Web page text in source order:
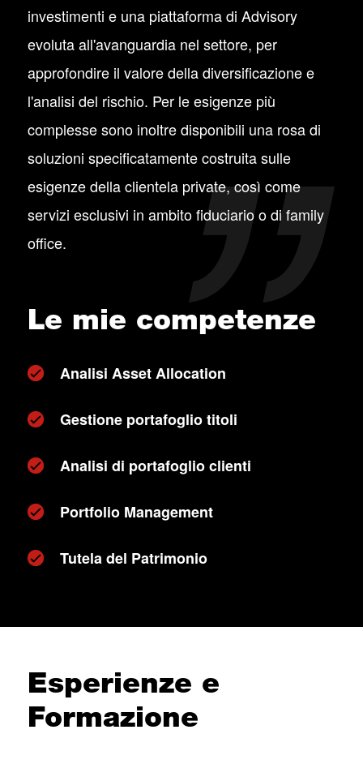
investimenti e una piattaforma di Advisory
evoluta all'avanguardia nel settore, per
approfondire il valore della diversificazione e
l'analisi del rischio. Per le esigenze più
complesse sono inoltre disponibili una rosa di
soluzioni specificatamente costruita sulle
esigenze della clientela private, così come
servizi esclusivi in ambito fiduciario o di family
office.
Le mie competenze
Analisi Asset Allocation
Gestione portafoglio titoli
Analisi di portafoglio clienti
Portfolio Management
Tutela del Patrimonio
Esperienze e
Formazione